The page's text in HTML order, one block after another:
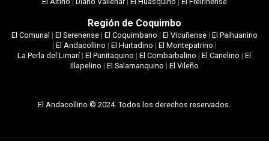
Región de Coquimbo
El Comunal | El Serenense| El Coquimbano | El Vicuñense| El Paihuanino
| El Andacollino | El Hurtadino | El Montepatrino |
La Perla del Limarí|El Punitaquino |El Combarbalino |El Canelino |El
Illapelino | El Salamanquino | El Vileño
El Andacollino © 2024. Todos los derechos reservados.